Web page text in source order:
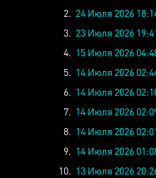
2. 24 Июля 2026
3. 23 Июля 2026
4. 15 Июля 2026
5. 14 Июля 2026
6. 14 Июля 2026
7. 14 Июля 2026
8. 14 Июля 2026
9. 14 Июля 2026
10. 13 Июля 2026